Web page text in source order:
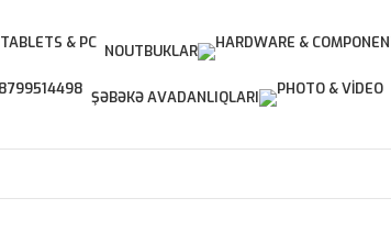
NOUTBUKLAR
ŞƏBƏKƏ AVADANLIQLARI